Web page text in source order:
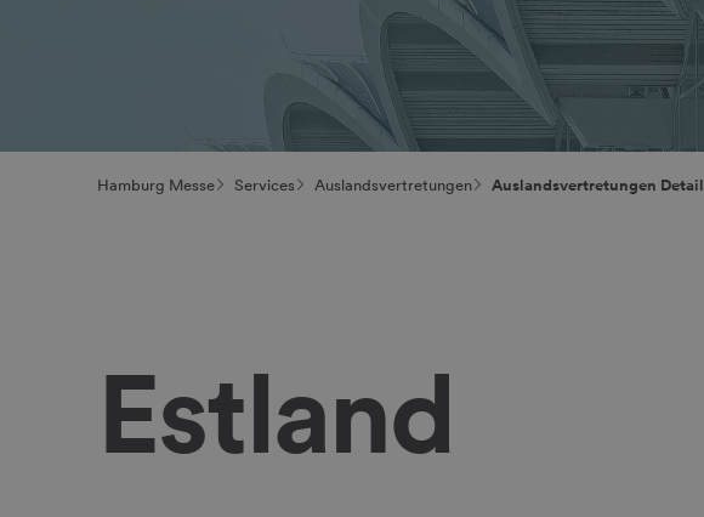
Hamburg Messe Services Auslandsvertretungen Auslandsvertretungen Detail
Estland